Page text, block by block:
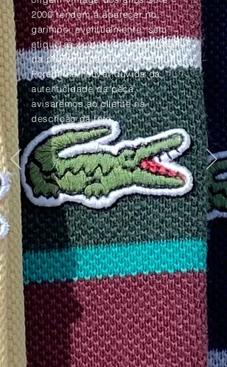
2000 tendem à aparecer no
garimpo, eventualmente, sem
etiquetas ou com as informações
da peça apagadas pelo tempo.
Porém, se houver dúvida da
autenticidade da peça,
avisaremos ao cliente na
descrição da foto.